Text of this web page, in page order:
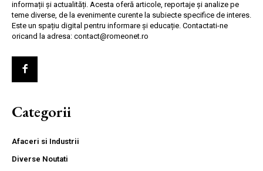
informații și actualități. Acesta oferă articole, reportaje și analize pe
teme diverse, de la evenimente curente la subiecte specifice de interes.
Este un spațiu digital pentru informare și educație. Contactati-ne
oricand la adresa: contact@romeonet.ro
Categorii
Afaceri si Industrii
Diverse Noutati